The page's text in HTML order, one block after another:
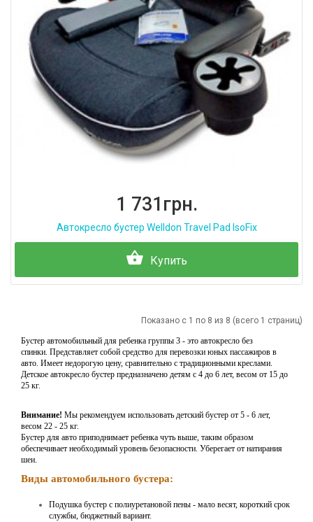
1 731грн.
Автокресло бустер Welldon Travel Pad IsoFix
Купить
Показано с 1 по 8 из 8 (всего 1 страниц)
Бустер автомобильный для ребенка группы 3 - это автокресло без
спинки. Представляет собой средство для перевозки юных пассажиров в
авто. Имеет недорогую цену, сравнительно с традиционными креслами.
Детское автокресло бустер предназначено детям с 4 до 6 лет, весом от 15 до
25 кг.
Внимание! Мы рекомендуем использовать детский бустер от 5 - 6 лет,
весом 22 - 25 кг.
Бустер для авто приподнимает ребенка чуть выше, таким образом
обеспечивает необходимый уровень безопасности. Уберегает от натирания
шеи.
Виды автомобильного бустера:
Подушка бустер с полиуретановой пены - мало весят, короткий срок
службы, бюджетный вариант.